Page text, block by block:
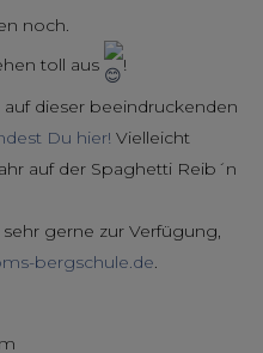
noch.
toll aus
!
dieser beeindruckenden
Du hier! Vielleicht
auf der Spaghetti Reib´n
gerne zur Verfügung,
bergschule.de.